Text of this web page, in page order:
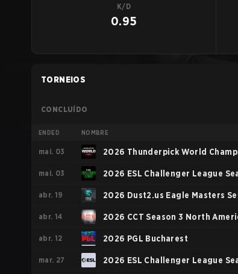
K/D
0.95
TORNEIOS
CONCLUÍDO
ENDED NOMBRE
mai. 03 2026 Thunderpick World
North American Series
mai. 03 2026 ESL Challenger League
North America - Cup #4
abr. 19 2026 Dust2.us Eagle Masters
abr. 14 2026 CCT Season 3 North
Series #4
abr. 12 2026 PGL Bucharest
mar. 27 2026 ESL Challenger League